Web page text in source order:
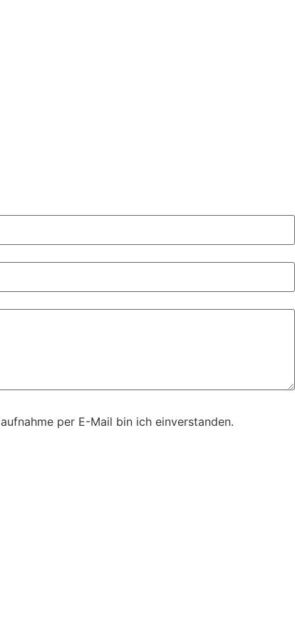
per E-Mail bin ich einverstanden.